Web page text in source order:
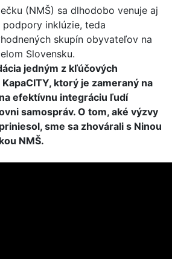
(NMŠ) sa dlhodobo venuje aj
inklúzie, teda
skupín obyvateľov na
Slovensku.
jedným z kľúčových
ktorý je zameraný na
efektívnu integráciu ľudí
samospráv. O tom, aké výzvy
sme sa zhovárali s Ninou
NMŠ.